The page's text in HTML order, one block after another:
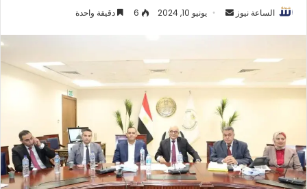
الساعة نيوز
أرسل يونيو 10, 2024 6 دقيقة واحدة